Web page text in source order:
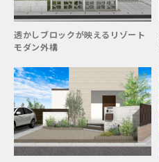
透かしブロックが映えるリゾート
モダン外構